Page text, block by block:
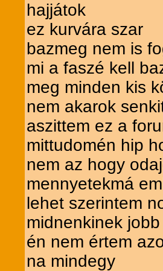
hajjátok
ez kurvára szar
bazmeg nem is
mi a faszé kell
meg minden kis
nem akarok
aszittem ez a
mittudomén hip
nem az hogy
mennyetekmá
lehet szerintem
midnenkinek
én nem értem
na mindegy